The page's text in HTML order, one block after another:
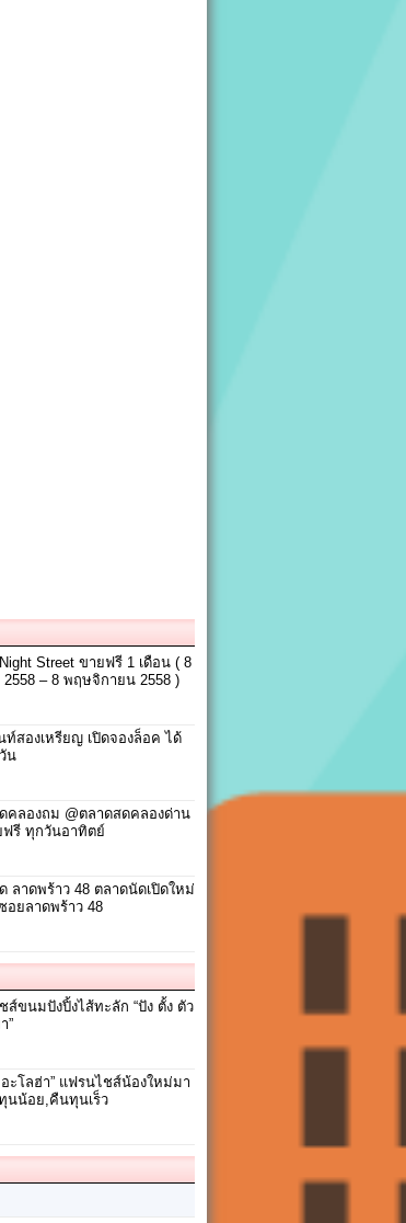
Street ขายฟรี 1 เดือน ( 8
– 8 พฤษจิกายน 2558 )
ท์สองเหรียญ เปิดจองล็อค ได้
น
คลองถม @ตลาดสดคลองด่าน
ฟรี ทุกวันอาทิตย์
ลาดพร้าว 48 ตลาดนัดเปิดใหม่
อยลาดพร้าว 48
ส์ขนมปังปิ้งไส้ทะลัก “ปัง ตั้ง ตัว
”
ะโลฮ่า” แฟรนไชส์น้องใหม่มา
นน้อย,คืนทุนเร็ว